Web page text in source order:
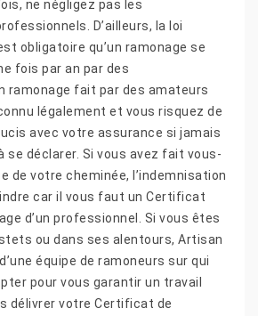
ne négligez pas les
D’ailleurs, la loi
obligatoire qu’un ramonage se
fois par an par des
ramonage fait par des amateurs
légalement et vous risquez de
avec votre assurance si jamais
se déclarer. Si vous avez fait vous-
de votre cheminée, l’indemnisation
car il vous faut un Certificat
d’un professionnel. Si vous êtes
ou dans ses alentours, Artisan
équipe de ramoneurs sur qui
pour vous garantir un travail
délivrer votre Certificat de